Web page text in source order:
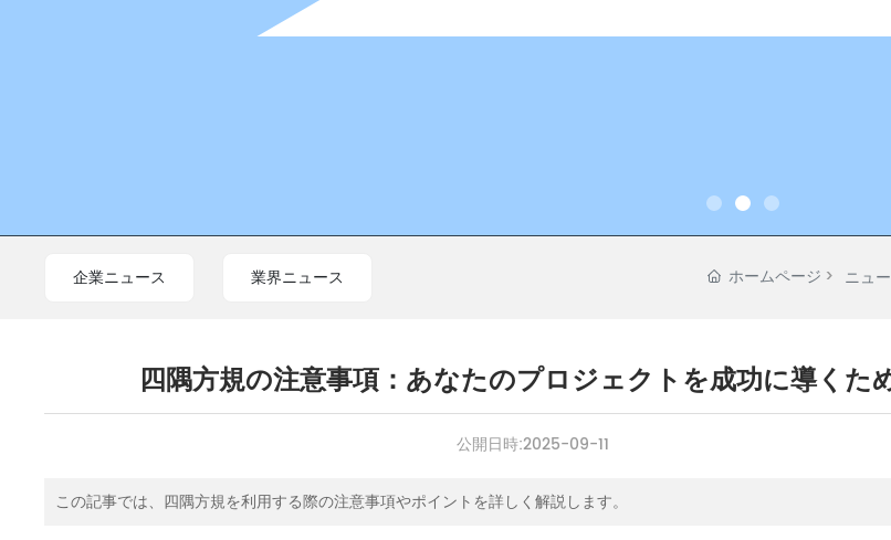
企業ニュース 業界ニュース ホームページ ニュ
四隅方規の注意事項：あなたのプロジェクトを成功に導くた
公開日時:2025-09-11
この記事では、四隅方規を利用する際の注意事項やポイントを詳しく解説します。